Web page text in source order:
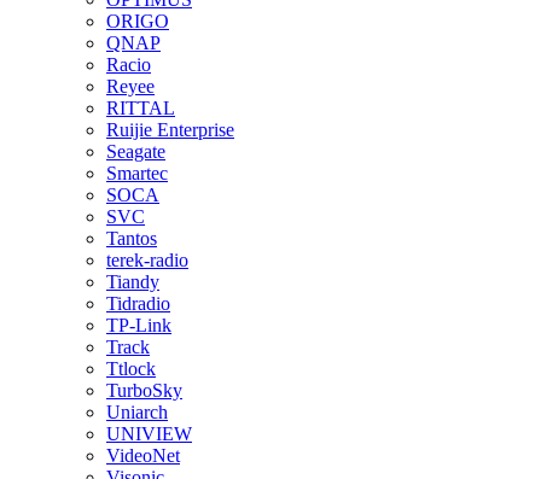
ORIGO
QNAP
Racio
Reyee
RITTAL
Ruijie Enterprise
Seagate
Smartec
SOCA
SVC
Tantos
terek-radio
Tiandy
Tidradio
TP-Link
Track
Ttlock
TurboSky
Uniarch
UNIVIEW
VideoNet